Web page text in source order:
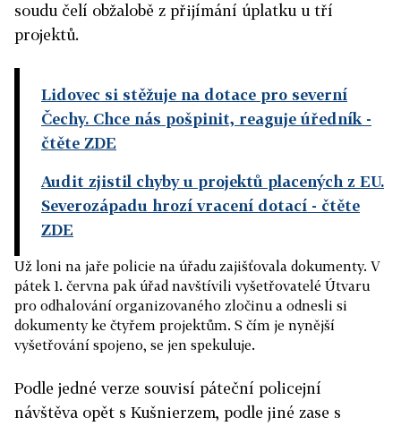
soudu čelí obžalobě z přijímání úplatku u tří
projektů.
Lidovec si stěžuje na dotace pro severní
Čechy. Chce nás pošpinit, reaguje úředník -
čtěte ZDE
Audit zjistil chyby u projektů placených z EU.
Severozápadu hrozí vracení dotací - čtěte
ZDE
Už loni na jaře policie na úřadu zajišťovala dokumenty. V
pátek 1. června pak úřad navštívili vyšetřovatelé Útvaru
pro odhalování organizovaného zločinu a odnesli si
dokumenty ke čtyřem projektům. S čím je nynější
vyšetřování spojeno, se jen spekuluje.
Podle jedné verze souvisí páteční policejní
návštěva opět s Kušnierzem, podle jiné zase s